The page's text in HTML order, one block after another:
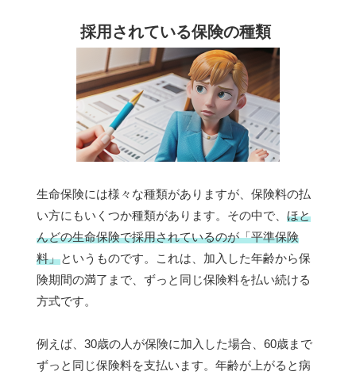
採用されている保険の種類
生命保険には様々な種類がありますが、保険料の払
い方にもいくつか種類があります。その中で、 ほと
んどの生命保険で採用されているのが「平準保険
料」というものです。これは、加入した年齢から保
険期間の満了まで、ずっと同じ保険料を払い続ける
方式です。
例えば、30歳の人が保険に加入した場合、60歳まで
ずっと同じ保険料を支払います。年齢が上がると病